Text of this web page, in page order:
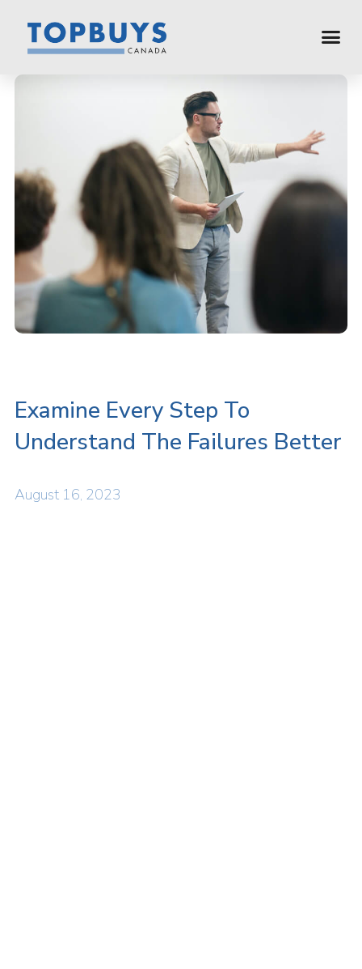
Examine Every Step To
Understand The Failures Better
August 16, 2023